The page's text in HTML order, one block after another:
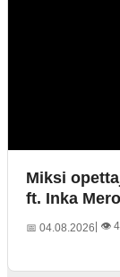
Miksi
ft. Inka Mero
📅 04.08.2026 | 👁️